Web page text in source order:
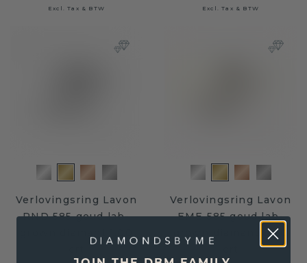
Excl. Tax & BTW Excl. Tax & BTW
Verlovingsring Lavon
RND 585 goud lab-
Verlovingsring Lavon
EME 585 goud lab-
grown diamant 0.90